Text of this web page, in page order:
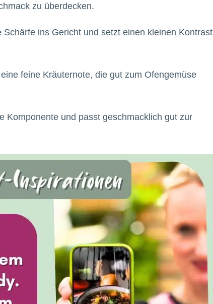
zu überdecken.
Schärfe ins Gericht und setzt einen kleinen Kontrast
feine Kräuternote, die gut zum Ofengemüse
Komponente und passt geschmacklich gut zur